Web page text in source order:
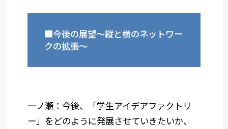
■今後の展望～縦と横のネットワー
クの拡張～
一ノ瀬：今後、「学生アイデアファクトリ
ー」をどのように発展させていきたいか、